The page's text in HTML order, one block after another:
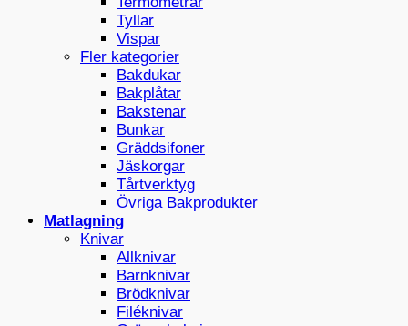
Tyllar
Vispar
Fler kategorier
Bakdukar
Bakplåtar
Bakstenar
Bunkar
Gräddsifoner
Jäskorgar
Tårtverktyg
Övriga Bakprodukter
Matlagning
Knivar
Allknivar
Barnknivar
Brödknivar
Filéknivar